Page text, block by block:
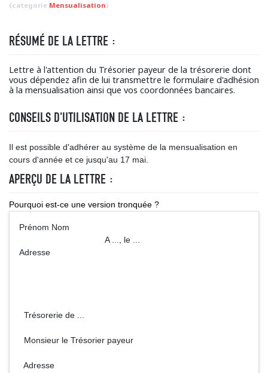
(categorie Mensualisation)
RÉSUMÉ DE LA LETTRE :
Lettre à l'attention du Trésorier payeur de la trésorerie dont
vous dépendez afin de lui transmettre le formulaire d'adhésion
à la mensualisation ainsi que vos coordonnées bancaires.
CONSEILS D'UTILISATION DE LA LETTRE :
Il est possible d'adhérer au système de la mensualisation en
cours d'année et ce jusqu'au 17 mai.
APERÇU DE LA LETTRE :
Pourquoi est-ce une version tronquée ?
Prénom Nom
A ..., le ...
Adresse
Trésorerie de ...
Monsieur le Trésorier payeur
Adresse